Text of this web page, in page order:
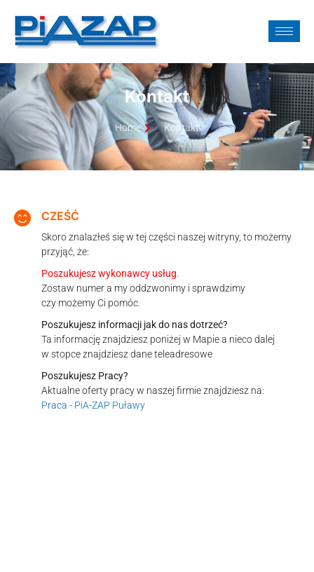
Kontakt
Home Kontakt
CZEŚĆ
Skoro znalazłeś się w tej części naszej witryny, to możemy
przyjąć, że:
Poszukujesz wykonawcy usług
Zostaw numer a my oddzwonimy i sprawdzimy
czy możemy Ci pomóc.
Poszukujesz informacji jak do nas dotrzeć?
Ta informację znajdziesz poniżej w Mapie a nieco dalej
w stopce znajdziesz dane teleadresowe
Poszukujesz Pracy?
Aktualne oferty pracy w naszej firmie znajdziesz na:
Praca - PiA-ZAP Puławy